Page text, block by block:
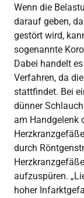
Wenn die
darauf geben,
gestört wird,
sogenannte
Dabei handelt
Verfahren, da
stattfindet. Bei
dünner
am Handgelenk
durch
aufzuspüren.
hoher